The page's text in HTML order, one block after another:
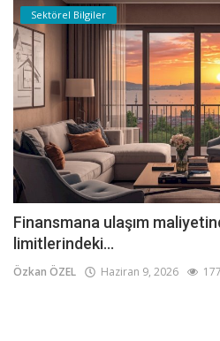
Sektörel Bilgiler
Finansmana ulaşım
limitlerindeki...
Özkan ÖZEL Haziran 9, 2026 177